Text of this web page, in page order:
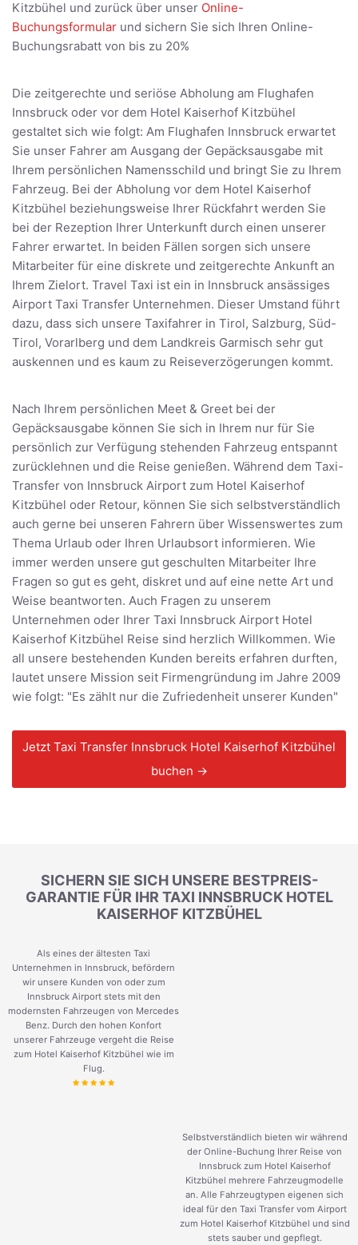
Kitzbühel und zurück über unser Online-
Buchungsformular und sichern Sie sich Ihren Online-
Buchungsrabatt von bis zu 20%
Die zeitgerechte und seriöse Abholung am Flughafen
Innsbruck oder vor dem Hotel Kaiserhof Kitzbühel
gestaltet sich wie folgt: Am Flughafen Innsbruck erwartet
Sie unser Fahrer am Ausgang der Gepäcksausgabe mit
Ihrem persönlichen Namensschild und bringt Sie zu Ihrem
Fahrzeug. Bei der Abholung vor dem Hotel Kaiserhof
Kitzbühel beziehungsweise Ihrer Rückfahrt werden Sie
bei der Rezeption Ihrer Unterkunft durch einen unserer
Fahrer erwartet. In beiden Fällen sorgen sich unsere
Mitarbeiter für eine diskrete und zeitgerechte Ankunft an
Ihrem Zielort. Travel Taxi ist ein in Innsbruck ansässiges
Airport Taxi Transfer Unternehmen. Dieser Umstand führt
dazu, dass sich unsere Taxifahrer in Tirol, Salzburg, Süd-
Tirol, Vorarlberg und dem Landkreis Garmisch sehr gut
auskennen und es kaum zu Reiseverzögerungen kommt.
Nach Ihrem persönlichen Meet & Greet bei der
Gepäcksausgabe können Sie sich in Ihrem nur für Sie
persönlich zur Verfügung stehenden Fahrzeug entspannt
zurücklehnen und die Reise genießen. Während dem Taxi-
Transfer von Innsbruck Airport zum Hotel Kaiserhof
Kitzbühel oder Retour, können Sie sich selbstverständlich
auch gerne bei unseren Fahrern über Wissenswertes zum
Thema Urlaub oder Ihren Urlaubsort informieren. Wie
immer werden unsere gut geschulten Mitarbeiter Ihre
Fragen so gut es geht, diskret und auf eine nette Art und
Weise beantworten. Auch Fragen zu unserem
Unternehmen oder Ihrer Taxi Innsbruck Airport Hotel
Kaiserhof Kitzbühel Reise sind herzlich Willkommen. Wie
all unsere bestehenden Kunden bereits erfahren durften,
lautet unsere Mission seit Firmengründung im Jahre 2009
wie folgt: "Es zählt nur die Zufriedenheit unserer Kunden"
Jetzt Taxi Transfer Innsbruck Hotel Kaiserhof Kitzbühel
buchen →
SICHERN SIE SICH UNSERE BESTPREIS-
GARANTIE FÜR IHR TAXI INNSBRUCK HOTEL
KAISERHOF KITZBÜHEL
Als eines der ältesten Taxi
Unternehmen in Innsbruck, befördern
wir unsere Kunden von oder zum
Innsbruck Airport stets mit den
modernsten Fahrzeugen von Mercedes
Benz. Durch den hohen Konfort
unserer Fahrzeuge vergeht die Reise
zum Hotel Kaiserhof Kitzbühel wie im
Flug.
Selbstverständlich bieten wir während
der Online-Buchung Ihrer Reise von
Innsbruck zum Hotel Kaiserhof
Kitzbühel mehrere Fahrzeugmodelle
an. Alle Fahrzeugtypen eigenen sich
ideal für den Taxi Transfer vom Airport
zum Hotel Kaiserhof Kitzbühel und sind
stets sauber und gepflegt.